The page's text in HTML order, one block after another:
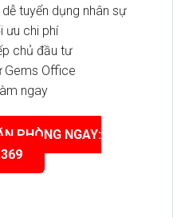
tuyển dụng nhân sự
ưu chi phí
chủ đầu tư
Gems Office
ngay
PHÒNG NGAY: